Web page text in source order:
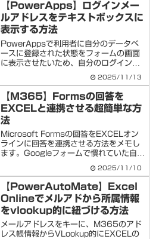
【PowerApps】ログインメー
ルアドレスをテキストボックスに
表示する方法
PowerAppsで利用者に自分のデータベ
ースに登録された状態をフォームの画面
に表示させたいため、自分のログインメ
ドレスをキーに表示させたい項目などが
あるかと思います。今回はそういったケ
ースのコードを( ...
2025/11/13
【M365】Formsの回答を
EXCELと連携させる超簡単な方
法
Microsoft Formsの回答をEXCELオン
ラインに回答を連携させる方法をメモし
ます。Googleフォームで慣れていた自分
成したときに、アレコレ迷いました💦や
り方が分かれば簡単。ただし作り始め
で...
2025/11/10
【PowerAutoMate】Excel
Onlineでメルアドから所属情報
をvlookup的に紐づける方法
メールアドレスをキーに、M365のアド
レス帳情報からVLookup的にEXCELの